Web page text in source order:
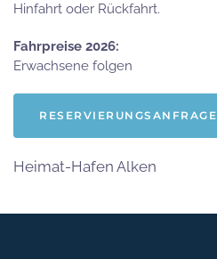
Hinfahrt oder Rückfahrt.
Fahrpreise 2026:
Erwachsene folgen
RESERVIERUNGSANFRAGE
Heimat-Hafen Alken